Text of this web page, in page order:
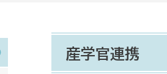
産学官連携